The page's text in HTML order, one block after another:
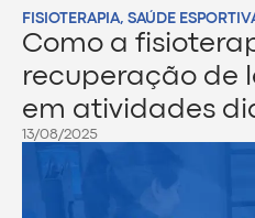
FISIOTERAPIA, SAÚDE
Como a
recuperação de
em atividades
13/08/2025